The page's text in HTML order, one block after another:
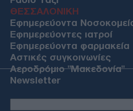
ΘΕΣΣΑΛΟΝΙΚΗ
Εφημερεύοντα
Εφημερεύοντες ιατροί
Εφημερεύοντα φαρμακεία
Αστικές συγκοινωνίες
Αεροδρόμιο "Μακεδονία"
Newsletter